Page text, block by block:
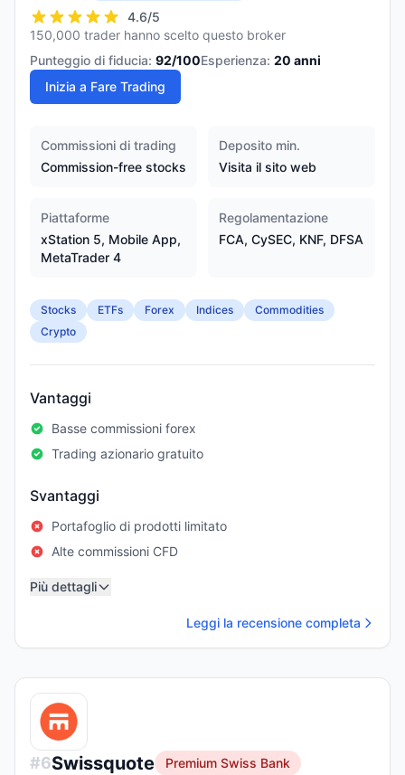
4.6/5
150,000 trader hanno scelto questo broker
Punteggio di fiducia: 92/100Esperienza: 20 anni
Inizia a Fare Trading
Commissioni di trading
Commission-free stocks
Deposito min.
Visita il sito web
Piattaforme
xStation 5, Mobile App,
MetaTrader 4
Regolamentazione
FCA, CySEC, KNF, DFSA
Stocks ETFs Forex Indices
Commodities
Crypto
Vantaggi
Basse commissioni forex
Trading azionario gratuito
Svantaggi
Portafoglio di prodotti limitato
Alte commissioni CFD
Più dettagli
Leggi la recensione completa
#6Swissquote
Premium Swiss Bank